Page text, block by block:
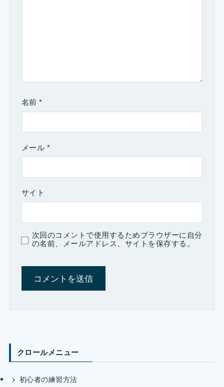
名前*
メール *
サイト
次回のコメントで使用するためブラウザーに自分
の名前、メールアドレス、サイトを保存する。
クロールメニュー
初心者の練習方法